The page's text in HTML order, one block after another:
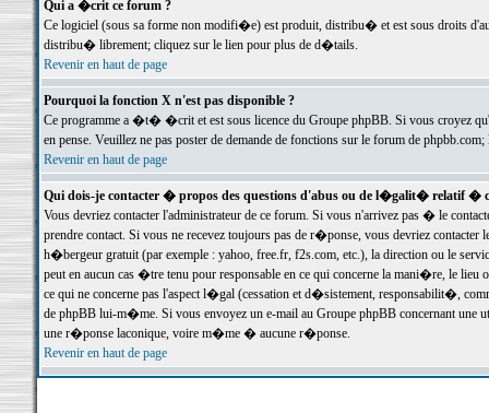
Qui a �crit ce forum ?
Ce logiciel (sous sa forme non modifi�e) est produit, distribu� et est sous droits
distribu� librement; cliquez sur le lien pour plus de d�tails.
Revenir en haut de page
Pourquoi la fonction X n'est pas disponible ?
Ce programme a �t� �crit et est sous licence du Groupe phpBB. Si vous croyez
en pense. Veuillez ne pas poster de demande de fonctions sur le forum de
Revenir en haut de page
Qui dois-je contacter � propos des questions d'abus ou de l�galit� relatif �
Vous devriez contacter l'administrateur de ce forum. Si vous n'arrivez pas � le
prendre contact. Si vous ne recevez toujours pas de r�ponse, vous devriez
h�bergeur gratuit (par exemple : yahoo, free.fr, f2s.com, etc.), la direction ou le
peut en aucun cas �tre tenu pour responsable en ce qui concerne la mani�re, le
ce qui ne concerne pas l'aspect l�gal (cessation et d�sistement, responsabilit�,
de phpBB lui-m�me. Si vous envoyez un e-mail au Groupe phpBB concernant une
une r�ponse laconique, voire m�me � aucune r�ponse.
Revenir en haut de page